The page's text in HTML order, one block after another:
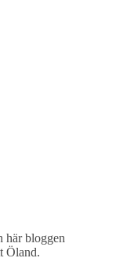
här bloggen
Öland.